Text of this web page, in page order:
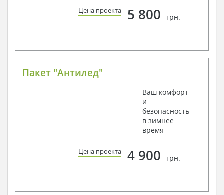
Цена проекта 5 800 грн.
Пакет "Антилед"
Ваш комфорт
и
безопасность
в зимнее
время
Цена проекта 4 900 грн.